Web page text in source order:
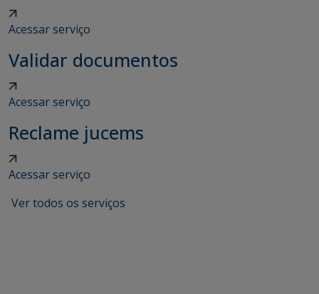
Acessar serviço
Validar documentos
Acessar serviço
Reclame jucems
Acessar serviço
Ver todos os serviços